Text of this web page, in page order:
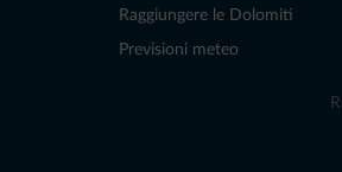
Raggiungere le Dolomiti
Previsioni meteo